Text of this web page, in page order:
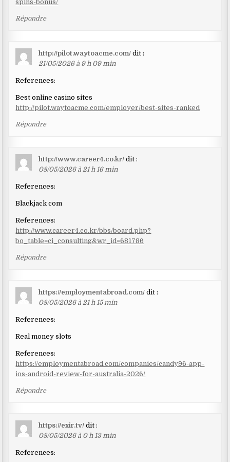
spins-bonus/
Répondre
http://pilot.waytoacme.com/ dit :
21/05/2026 à 9 h 09 min
References:
Best online casino sites
http://pilot.waytoacme.com/employer/best-sites-ranked
Répondre
http://www.career4.co.kr/ dit :
08/05/2026 à 21 h 16 min
References:
Blackjack com
References:
http://www.career4.co.kr/bbs/board.php?
bo_table=ci_consulting&wr_id=681786
Répondre
https://employmentabroad.com/ dit :
08/05/2026 à 21 h 15 min
References:
Real money slots
References:
https://employmentabroad.com/companies/candy96-app-
ios-android-review-for-australia-2026/
Répondre
https://exir.tv/ dit :
08/05/2026 à 0 h 13 min
References: